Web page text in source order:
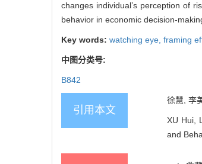
changes individual’s perception of
behavior in economic decision-
Key words: watching eye, framing
中图分类号:
B842
引用本文
徐慧, 李
XU Hui,
and